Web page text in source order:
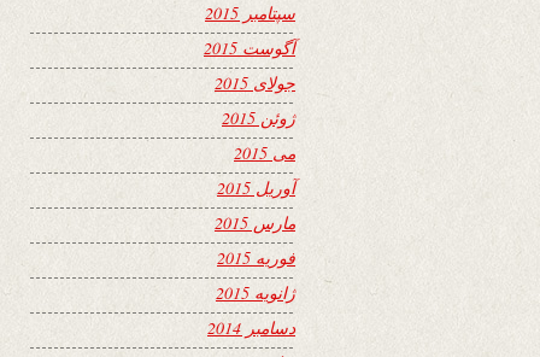
سپتامبر 2015
آگوست 2015
جولای 2015
ژوئن 2015
می 2015
آوریل 2015
مارس 2015
فوریه 2015
ژانویه 2015
دسامبر 2014